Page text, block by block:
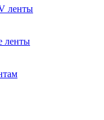
ленты
ленты